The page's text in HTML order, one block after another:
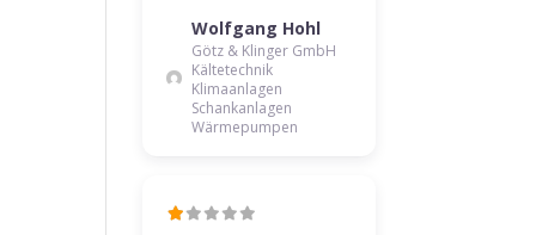
Wolfgang Hohl
Götz & Klinger GmbH
Kältetechnik
Klimaanlagen
Schankanlagen
Wärmepumpen